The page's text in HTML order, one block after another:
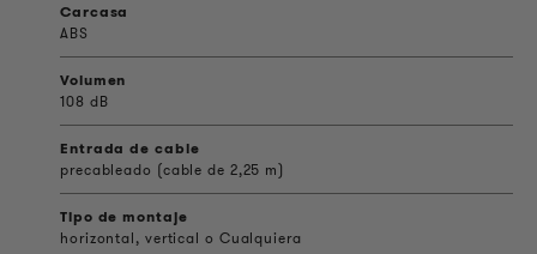
Carcasa
ABS
Volumen
108 dB
Entrada de cable
precableado (cable de 2,25 m)
Tipo de montaje
horizontal, vertical o Cualquiera